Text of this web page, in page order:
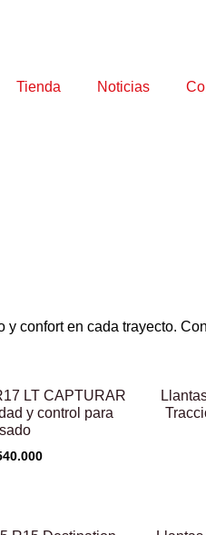
Tienda Noticias
confort en cada trayecto.
LT CAPTURAR
y control para
precio
actual
es: